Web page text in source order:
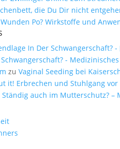
die Du Dir nicht
Po? Wirkstoffe und
In Der Schwangerschaft?
-
zuVaginal Seeding bei
it! Erbrechen und Stuhlgang
Ständig auch im Mutterschutz?